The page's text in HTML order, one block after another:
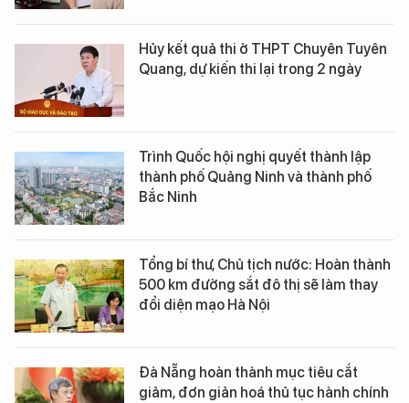
Hủy kết quả thi ở THPT Chuyên Tuyên
Quang, dự kiến thi lại trong 2 ngày
Trình Quốc hội nghị quyết thành lập
thành phố Quảng Ninh và thành phố
Bắc Ninh
Tổng bí thư, Chủ tịch nước: Hoàn thành
500 km đường sắt đô thị sẽ làm thay
đổi diện mạo Hà Nội
Đà Nẵng hoàn thành mục tiêu cắt
giảm, đơn giản hoá thủ tục hành chính